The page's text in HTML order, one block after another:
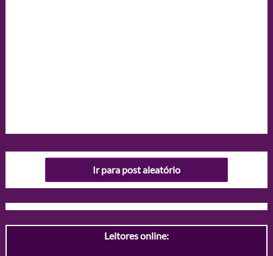
Ir para post aleatório
Leitores online: